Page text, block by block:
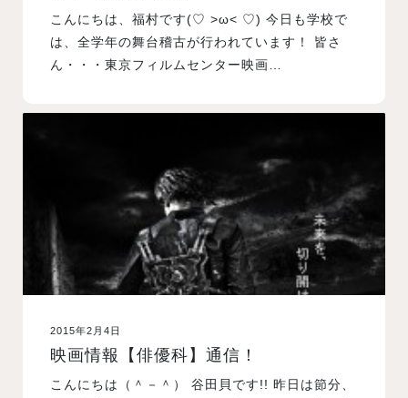
こんにちは、福村です(♡ >ω< ♡) 今日も学校で
は、全学年の舞台稽古が行われています！ 皆さ
ん・・・東京フィルムセンター映画…
2015年2月4日
映画情報【俳優科】通信！
こんにちは（＾－＾） 谷田貝です!! 昨日は節分、